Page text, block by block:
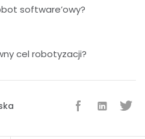
software’owy?
cel robotyzacji?